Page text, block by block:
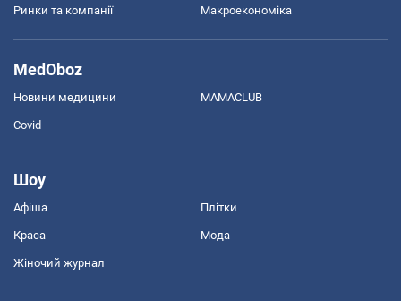
Ринки та компанії Макроекономіка
MedOboz
Новини медицини MAMACLUB
Covid
Шоу
Афіша Плітки
Краса Мода
Жіночий журнал